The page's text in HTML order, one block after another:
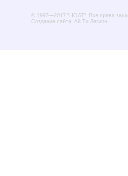
© 1997—2017 "НОАТ". Все права
Создание сайта: Ай Ти Легион